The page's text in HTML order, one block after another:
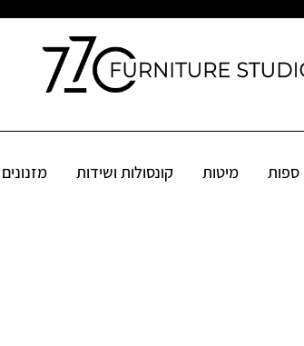
ספות מיטות קונסולות ושידות מזנונים